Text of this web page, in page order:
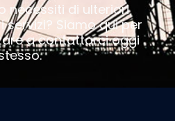
necessiti di ulteriori
Siamo qui per
a contattarci oggi